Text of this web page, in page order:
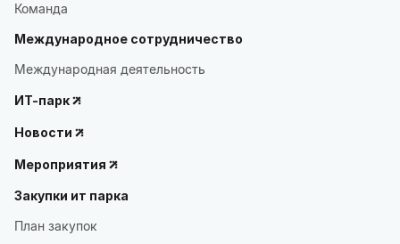
Команда
Международное сотрудничество
Международная деятельность
ИТ-парк
Новости
Мероприятия
Закупки ит парка
План закупок